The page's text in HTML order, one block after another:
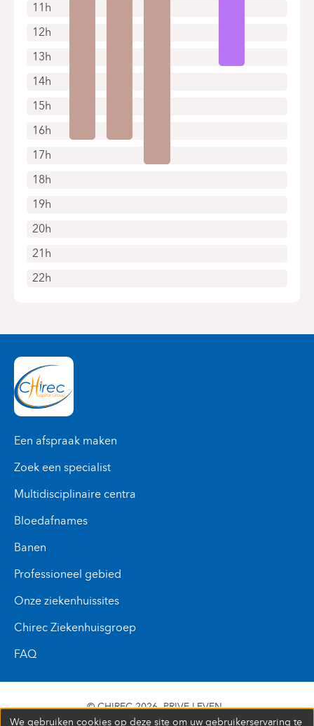
11h
12h
13h
14h
15h
16h
17h
18h
19h
20h
21h
22h
Een afspraak maken
Zoek een specialist
Multidisciplinaire centra
Bloedafnames
Banen
Professioneel gebied
Onze ziekenhuissites
Chirec Ziekenhuisgroep
FAQ
© CHIREC 2026 PRIVE LEVEN
We gebruiken cookies op deze site om uw gebruikerservaring te